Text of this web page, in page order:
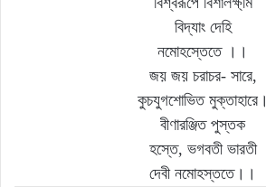
বিদ্যাং দেহি
নমোহস্তেতে ।।
জয় জয় চরাচর- সারে,
কুচযুগশোভিত মুক্তাহারে।
বীণারঞ্জিত পুস্তক
হস্তে, ভগবতী ভারতী
দেবী নমোহস্ততে।।